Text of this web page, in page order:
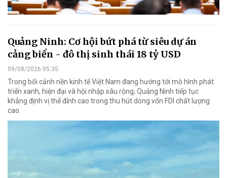
Quảng Ninh: Cơ hội bứt phá từ siêu dự án
cảng biển - đô thị sinh thái 18 tỷ USD
09/08/2026 05:35
Trong bối cảnh nền kinh tế Việt Nam đang hướng tới mô hình phát
triển xanh, hiện đại và hội nhập sâu rộng, Quảng Ninh tiếp tục
khẳng định vị thế đỉnh cao trong thu hút dòng vốn FDI chất lượng
cao.